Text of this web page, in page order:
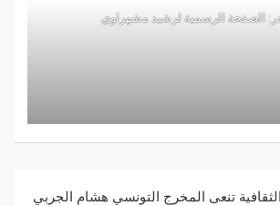
الصفحة الرسمية لرشيد مشهراوي
تنعى المخرج التونسي هشام الجربي